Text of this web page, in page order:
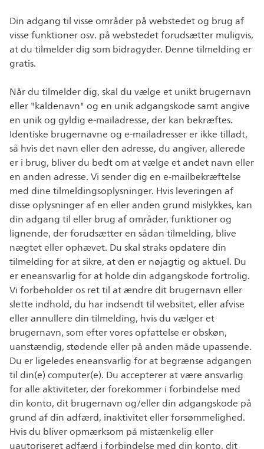
Din adgang til visse områder på webstedet og brug af
visse funktioner osv. på webstedet forudsætter muligvis,
at du tilmelder dig som bidragyder. Denne tilmelding er
gratis.
Når du tilmelder dig, skal du vælge et unikt brugernavn
eller "kaldenavn" og en unik adgangskode samt angive
en unik og gyldig e-mailadresse, der kan bekræftes.
Identiske brugernavne og e-mailadresser er ikke tilladt,
så hvis det navn eller den adresse, du angiver, allerede
er i brug, bliver du bedt om at vælge et andet navn eller
en anden adresse. Vi sender dig en e-mailbekræftelse
med dine tilmeldingsoplysninger. Hvis leveringen af
disse oplysninger af en eller anden grund mislykkes, kan
din adgang til eller brug af områder, funktioner og
lignende, der forudsætter en sådan tilmelding, blive
nægtet eller ophævet. Du skal straks opdatere din
tilmelding for at sikre, at den er nøjagtig og aktuel. Du
er eneansvarlig for at holde din adgangskode fortrolig.
Vi forbeholder os ret til at ændre dit brugernavn eller
slette indhold, du har indsendt til websitet, eller afvise
eller annullere din tilmelding, hvis du vælger et
brugernavn, som efter vores opfattelse er obskøn,
uanstændig, stødende eller på anden måde upassende.
Du er ligeledes eneansvarlig for at begrænse adgangen
til din(e) computer(e). Du accepterer at være ansvarlig
for alle aktiviteter, der forekommer i forbindelse med
din konto, dit brugernavn og/eller din adgangskode på
grund af din adfærd, inaktivitet eller forsømmelighed.
Hvis du bliver opmærksom på mistænkelig eller